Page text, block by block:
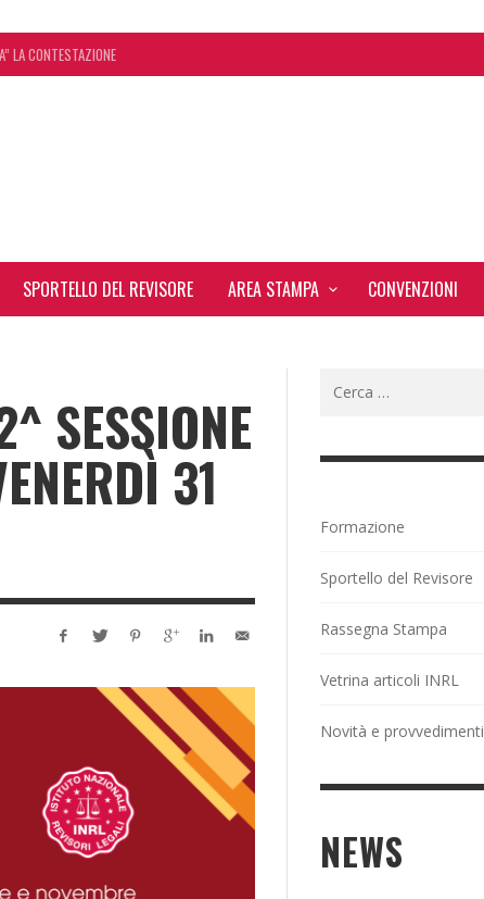
LA CONTESTAZIONE
DI 4 ANNI
SPORTELLO DEL REVISORE AREA STAMPA CONVENZIONI
SESSIONE
31
Formazione
Sportello del Revisore
Rassegna Stampa
Vetrina articoli INRL
Novità e provvedimenti
NEWS